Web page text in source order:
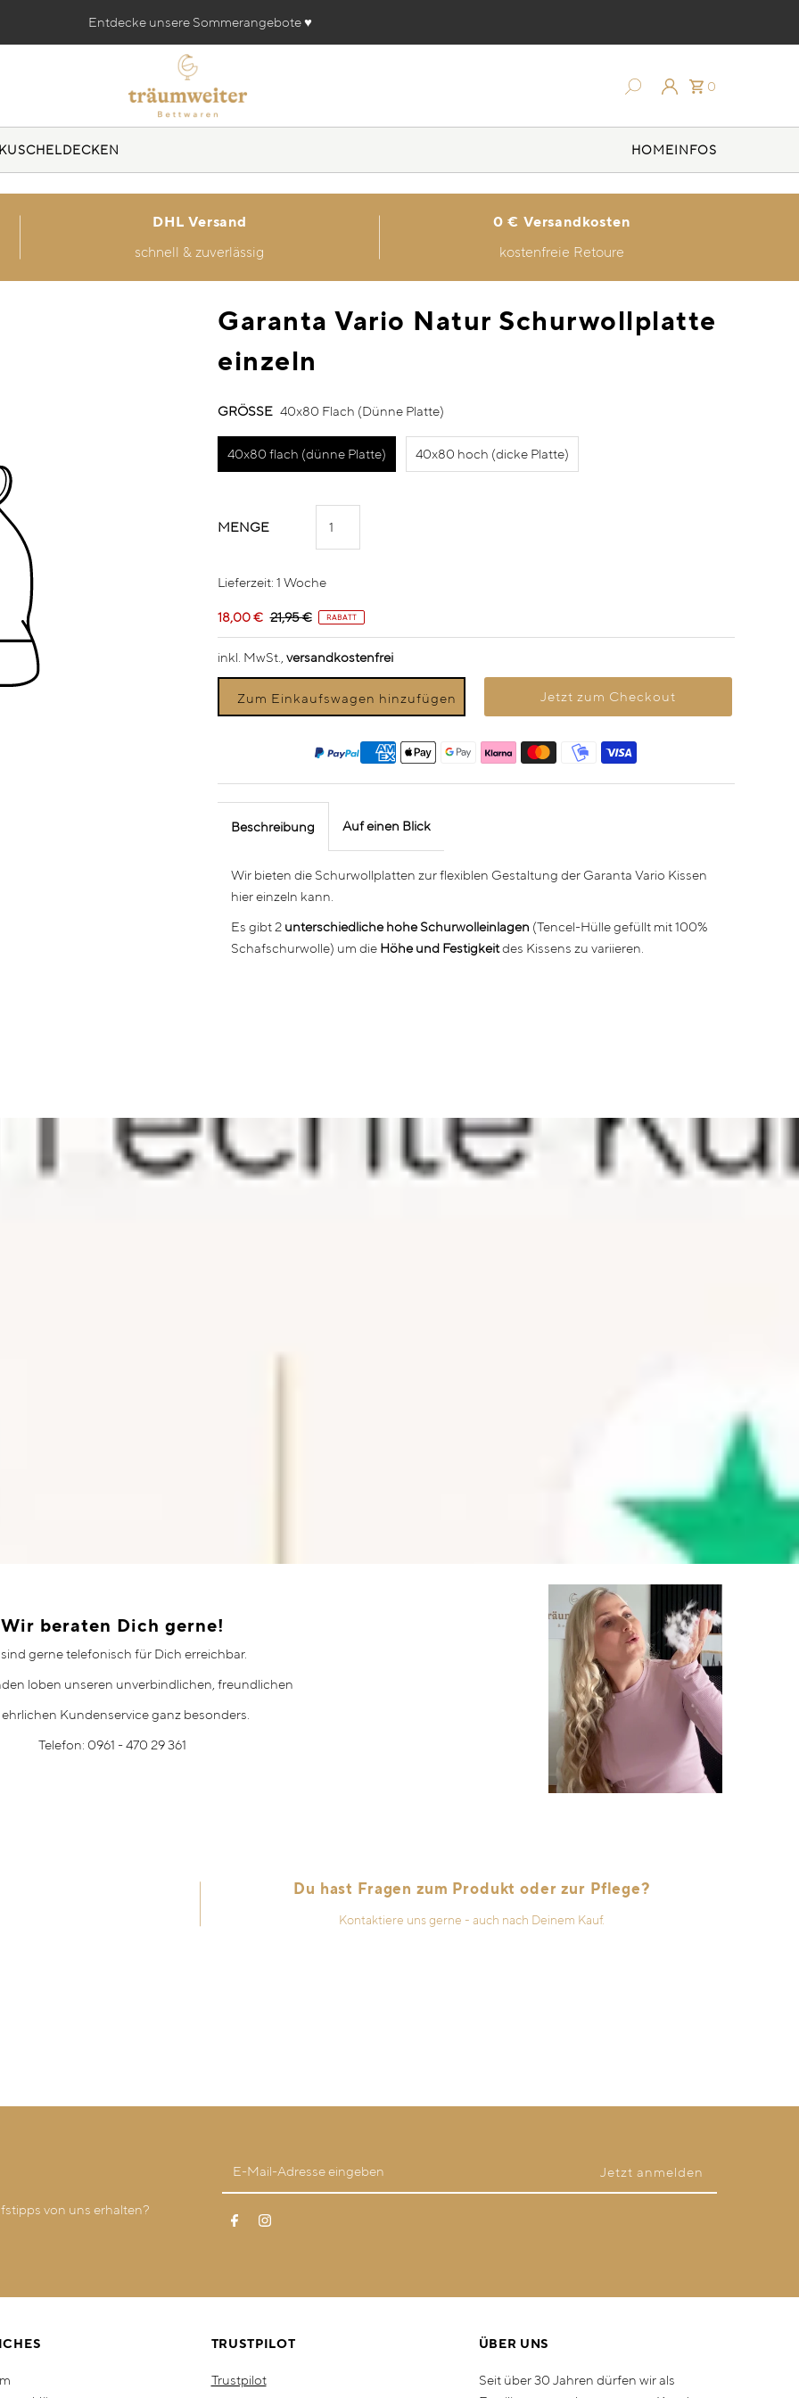
Entdecke unsere Sommerangebote ♥️
0
HOMEINFOS
DHL Versand
schnell & zuverlässig
0 € Versandkosten
kostenfreie Retoure
Garanta Vario Natur Schurwollplatte
einzeln
GRÖSSE 40x80 Flach (dünne Platte)
40x80 flach (dünne Platte) 40x80 hoch (dicke Platte)
MENGE
Lieferzeit: 1 Woche
18,00 € 21,95 € RABATT
inkl. MwSt.,versandkostenfrei
Jetzt zum Checkout
Beschreibung Auf einen Blick
Wir bieten die Schurwollplatten zur flexiblen Gestaltung der Garanta Vario Kissen
hier einzeln kann.
Es gibt 2unterschiedliche hohe Schurwolleinlagen (Tencel-Hülle gefüllt mit 100%
Schafschurwolle) um dieHöhe und Festigkeitdes Kissens zu variieren.
Wir beraten Dich gerne!
gerne telefonisch für Dich erreichbar.
loben unseren unverbindlichen, freundlichen
Kundenservice ganz besonders.
Telefon: 0961 - 470 29 361
Du hast Fragen zum Produkt oder zur Pflege?
Kontaktiere uns gerne - auch nach Deinem Kauf.
von uns erhalten?
TRUSTPILOT
Trustpilot
ÜBER UNS
Seit über 30 Jahren dürfen wir als